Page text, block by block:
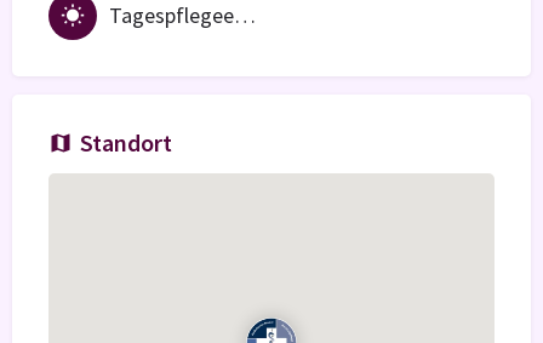
Tagespflegeeinrichtung
Standort